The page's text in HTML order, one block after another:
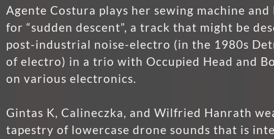
Agente Costura plays her sewing machine
for “sudden descent”, a track that might be
post-industrial noise-electro (in the 1980s
of electro) in a trio with Occupied Head and
on various electronics.
Gintas K, Calineczka, and Wilfried Hanrath
tapestry of lowercase drone sounds that is